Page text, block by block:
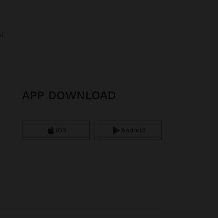
APP DOWNLOAD
iOS Android